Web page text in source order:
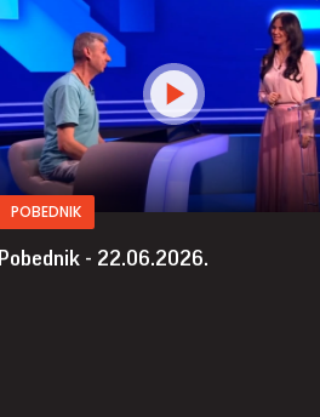
POBEDNIK
Pobednik - 22.06.2026.